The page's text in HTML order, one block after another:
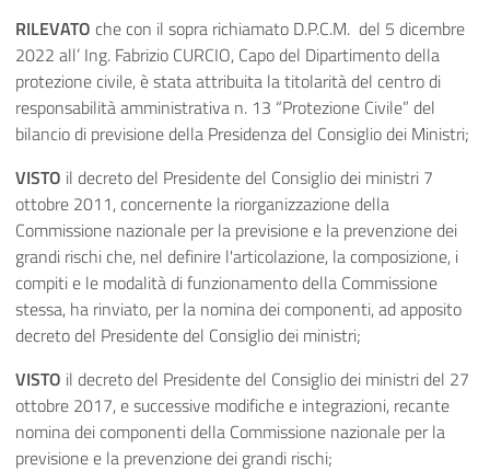
RILEVATO che con il sopra richiamato D.P.C.M. del 5 dicembre
2022 all’ Ing. Fabrizio CURCIO, Capo del Dipartimento della
protezione civile, è stata attribuita la titolarità del centro di
responsabilità amministrativa n. 13 “Protezione Civile” del
bilancio di previsione della Presidenza del Consiglio dei Ministri;
VISTO il decreto del Presidente del Consiglio dei ministri 7
ottobre 2011, concernente la riorganizzazione della
Commissione nazionale per la previsione e la prevenzione dei
grandi rischi che, nel definire l'articolazione, la composizione, i
compiti e le modalità di funzionamento della Commissione
stessa, ha rinviato, per la nomina dei componenti, ad apposito
decreto del Presidente del Consiglio dei ministri;
VISTO il decreto del Presidente del Consiglio dei ministri del 27
ottobre 2017, e successive modifiche e integrazioni, recante
nomina dei componenti della Commissione nazionale per la
previsione e la prevenzione dei grandi rischi;